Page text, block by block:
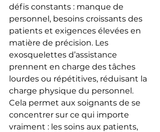
défis constants : manque de
personnel, besoins croissants des
patients et exigences élevées en
matière de précision. Les
exosquelettes d’assistance
prennent en charge des tâches
lourdes ou répétitives, réduisant la
charge physique du personnel.
Cela permet aux soignants de se
concentrer sur ce qui importe
vraiment : les soins aux patients,